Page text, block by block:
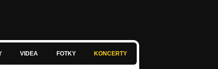
VIDEA FOTKY KONCERTY